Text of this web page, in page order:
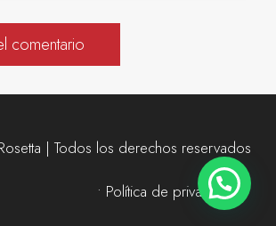
| Todos los derechos reservados
• Política de privacidad •